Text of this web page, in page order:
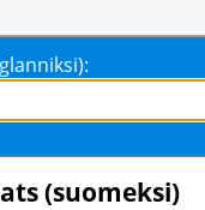
(suomeksi)